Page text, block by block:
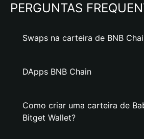
PERGUNTAS
Swaps na carteira de BNB
DApps BNB Chain
Como criar uma carteira de
Bitget Wallet?